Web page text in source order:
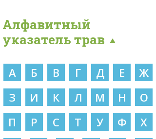
Алфавитный
указатель трав
А Б В Г Д Е
Ж
З
И К Л М Н
О
П
Р С Т У Ф
Х